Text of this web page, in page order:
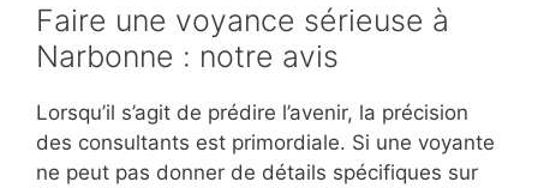
Faire une voyance sérieuse à
Narbonne : notre avis
Lorsqu’il s’agit de prédire l’avenir, la précision
des consultants est primordiale. Si une voyante
ne peut pas donner de détails spécifiques sur